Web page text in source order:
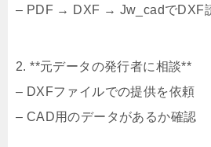
– PDF → DXF → Jw_cadでDXF
2. **元データの発行者に相談**
– DXFファイルでの提供を依頼
– CAD用のデータがあるか確認